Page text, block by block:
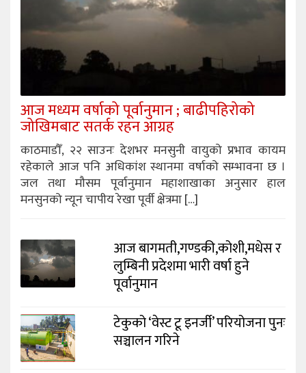
आज मध्यम वर्षाको पूर्वानुमान ; बाढीपहिरोको
जोखिमबाट सतर्क रहन आग्रह
काठमाडौँ, २२ साउनः देशभर मनसुनी वायुको प्रभाव कायम
रहेकाले आज पनि अधिकांश स्थानमा वर्षाको सम्भावना छ ।
जल तथा मौसम पूर्वानुमान महाशाखाका अनुसार हाल
मनसुनको न्यून चापीय रेखा पूर्वी क्षेत्रमा […]
आज बागमती,गण्डकी,कोशी,मधेस र
लुम्बिनी प्रदेशमा भारी वर्षा हुने
पूर्वानुमान
टेकुको ‘वेस्ट टू इनर्जी’ परियोजना पुनः
सञ्चालन गरिने